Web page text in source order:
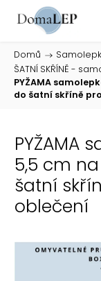
Domů /
ŠATNÍ SKŘÍNĚ -
PYŽAMA
do šatní skříně
PYŽAMA
5,5 cm
šatní
oblečení